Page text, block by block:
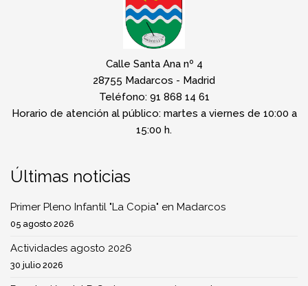
Calle Santa Ana nº 4
28755 Madarcos - Madrid
Teléfono: 91 868 14 61
Horario de atención al público: martes a viernes de 10:00 a
15:00 h.
Últimas noticias
Primer Pleno Infantil "La Copia" en Madarcos
05 agosto 2026
Actividades agosto 2026
30 julio 2026